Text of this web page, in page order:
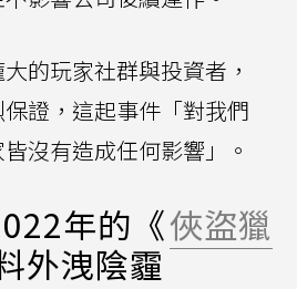
的玩家社群與投資者，
證，這起事件「對我們
沒有造成任何影響」。
年的《俠盜獵
外洩陰霾